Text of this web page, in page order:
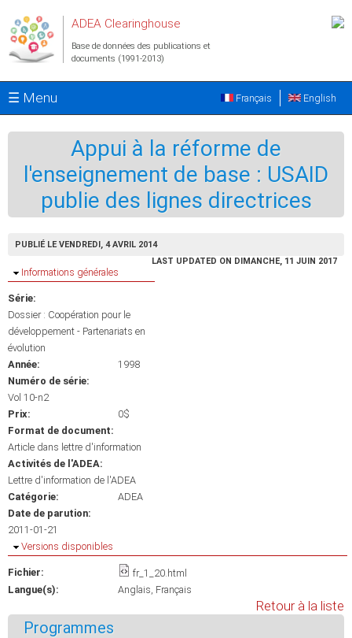
ADEA Clearinghouse
Base de données des publications et
documents (1991-2013)
☰ Menu English
Français
Appui à la réforme de
l'enseignement de base : USAID
publie des lignes directrices
PUBLIÉ LE VENDREDI, 4 AVRIL 2014
LAST UPDATED ON DIMANCHE, 11 JUIN 2017
Masquer
Informations générales
Série:
Dossier : Coopération pour le
développement - Partenariats en
évolution
Année:
1998
Numéro de série:
Vol 10-n2
Prix:
0$
Format de document:
Article dans lettre d'information
Activités de l'ADEA:
Lettre d'information de l'ADEA
Catégorie:
ADEA
Date de parution:
2011-01-21
Masquer
Versions disponibles
Fichier:
fr_1_20.html
Langue(s):
Anglais Français
Retour à la liste
Programmes